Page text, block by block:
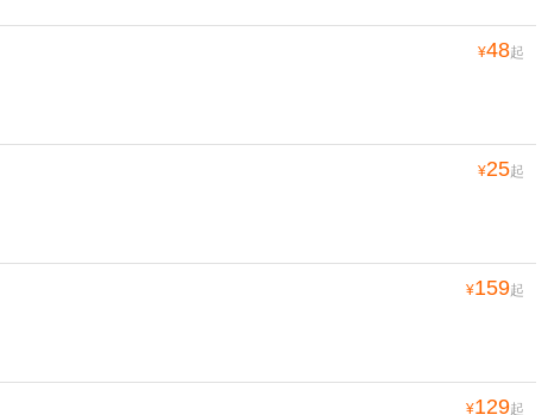
¥48起
¥25起
¥159起
¥129起